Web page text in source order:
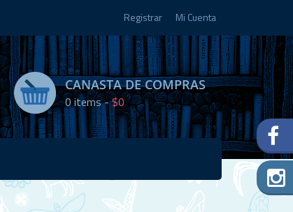
Registrar Mi Cuenta
CANASTA DE COMPRAS
0items -$0